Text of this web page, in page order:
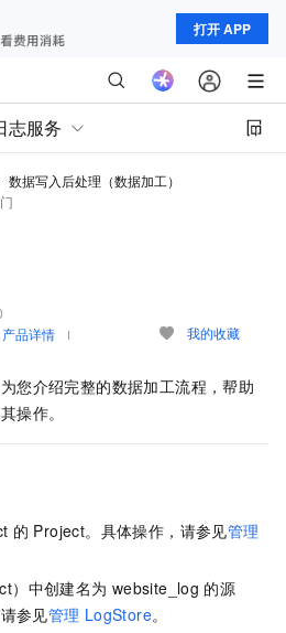
打开 APP
志服务
数据写入后处理（数据加工）
产品详情 我的收藏
您介绍完整的数据加工流程，帮助
操作。
的 Project。具体操作，请参见管理
）中创建名为 website_log 的源
参见管理 LogStore。